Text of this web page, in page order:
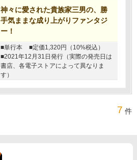
神々に愛された貴族家三男の、勝
手気ままな成り上がりファンタジ
ー！
■単行本
■定価1,320円（10%税込）
■2021年12月31日発行（実際の発売日は
書店、各電子ストアによって異なりま
す）
7 件